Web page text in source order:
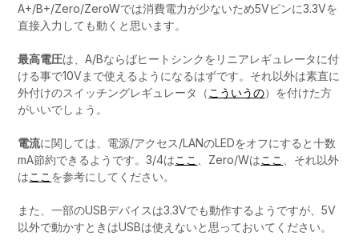
A+/B+/Zero/ZeroWでは消費電力が少ないため5Vピンに3.3Vを
直接入力しても動くと思います。
最高電圧は、A/Bならばヒートシンクをリニアレギュレータに付
ける事で10Vまで使えるようになるはずです。それ以外は素直に
外付けのスイッチングレギュレータ（ こういうの）を付けた方
がいいでしょう。
電流に関しては、電源/アクセス/LANのLEDをオフにすると十数
mA節約できるようです。3/4はここ 、Zero/Wはここ
、それ以外
はここ を参考にしてください。
また、一部のUSBデバイスは3.3Vでも動作するようですが、5V
以外で動かすときはUSBは使えないと思っておいてください。